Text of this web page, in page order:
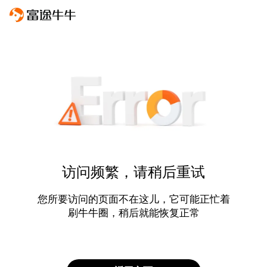
访问频繁，请稍后重试
您所要访问的页面不在这儿，它可能正忙着
刷牛牛圈，稍后就能恢复正常